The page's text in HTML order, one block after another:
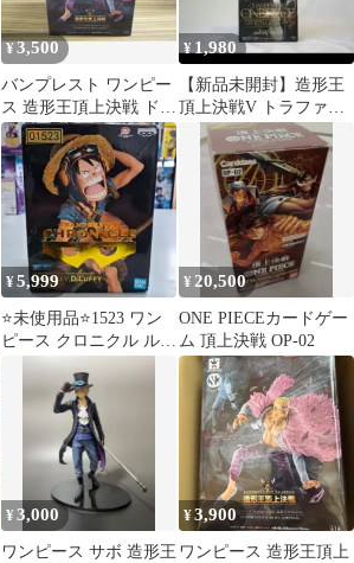
¥3,500
バンプレスト ワンピー
ス 造形王頂上決戦 ドン
キホーテ・ドフラミン
ゴ 未開封品
¥ 1,980
【新品未開封】造形王
頂上決戦V トラファル
ガー・ロー
¥5,999
⭐未使用品⭐1523 ワン
ピース クロニクル ルフ
ィ 造形王頂上決戦Ⅳ
¥ 20,500
ONE PIECEカードゲー
ム 頂上決戦 OP-02
¥3,000
ワンピース サボ 造形王
¥3,900
ワンピース 造形王頂上